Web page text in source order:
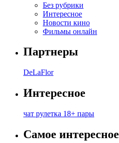
Без рубрики
Интересное
Новости кино
Фильмы онлайн
Партнеры
DeLaFlor
Интересное
чат рулетка 18+ пары
Самое интересное